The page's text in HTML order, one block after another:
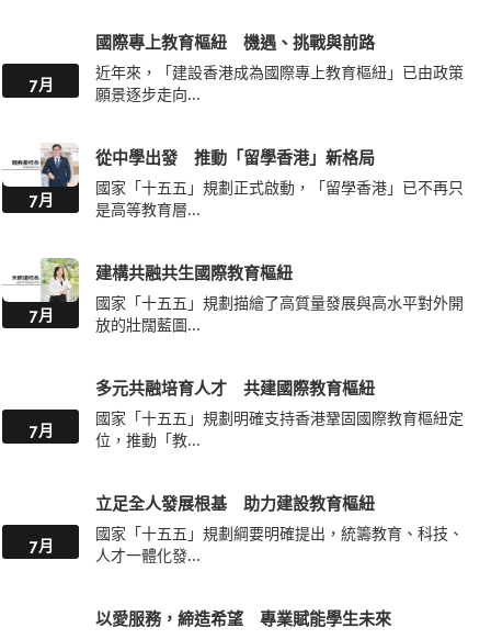
7月
國際專上教育樞紐 機遇、挑戰與前路
近年來，「建設香港成為國際專上教育樞紐」已由政策
願景逐步走向...
7月
從中學出發 推動「留學香港」新格局
國家「十五五」規劃正式啟動，「留學香港」已不再只
是高等教育層...
7月
建構共融共生國際教育樞紐
國家「十五五」規劃描繪了高質量發展與高水平對外開
放的壯闊藍圖...
7月
多元共融培育人才 共建國際教育樞紐
國家「十五五」規劃明確支持香港鞏固國際教育樞紐定
位，推動「教...
7月
立足全人發展根基 助力建設教育樞紐
國家「十五五」規劃綱要明確提出，統籌教育、科技、
人才一體化發...
以愛服務，締造希望 專業賦能學生未來